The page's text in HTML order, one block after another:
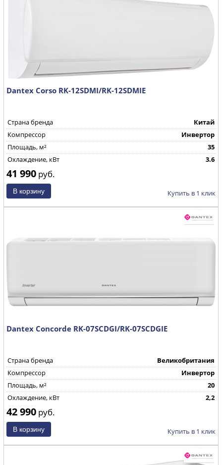
Dantex Corso RK-12SDMI/RK-12SDMIE
Страна бренда
Китай
Компрессор
Инвертор
Площадь, м²
35
Охлаждение, кВт
3.6
41 990 руб.
Купить в 1 клик
Dantex Concorde RK-07SCDGI/RK-07SCDGIE
Страна бренда
Великобритания
Компрессор
Инвертор
Площадь, м²
20
Охлаждение, кВт
2,2
42 990 руб.
Купить в 1 клик